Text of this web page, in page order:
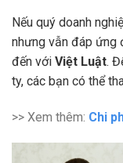
Nếu quý doanh
nhưng vẫn đáp ứng
đến với Việt Luật.
ty, các bạn có thể
>> Xem thêm: Chi